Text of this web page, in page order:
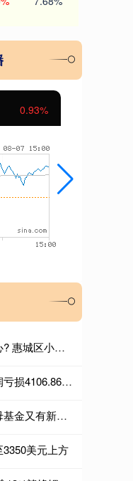
0.93%
美通美股票配资 如何让外卖骑手更舒心? 惠城区小金口街道给出答案
文商期货配资 上纬新材：一季度净利润亏损4106.86万元 同比转亏
安信策略 总规模破千亿！江苏省战新母基金又有新动作
美元上方